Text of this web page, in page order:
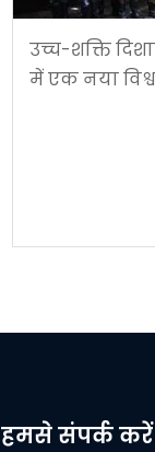
उच्च-शक्ति
में एक नया
हमसे संपर्क करें